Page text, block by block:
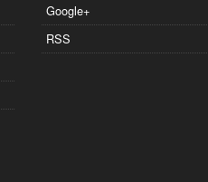
Google+
RSS